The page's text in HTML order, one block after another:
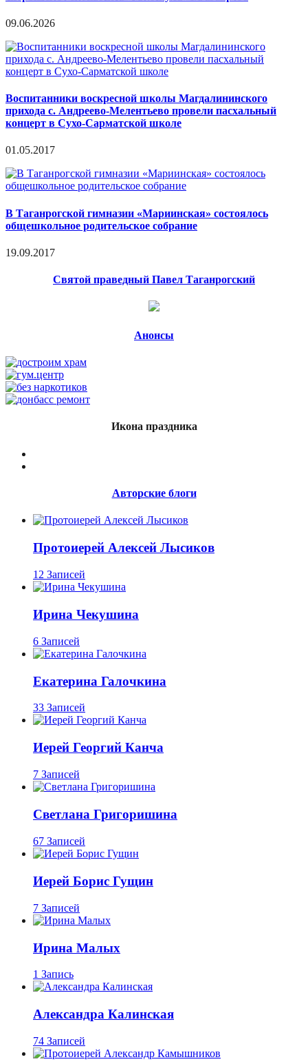
09.06.2026
Воспитанники воскресной школы Магдалининского
прихода с. Андреево-Мелентьево провели пасхальный
концерт в Сухо-Сарматской школе
01.05.2017
В Таганрогской гимназии «Мариинская» состоялось
общешкольное родительское собрание
19.09.2017
Святой праведный Павел Таганрогский
Анонсы
Икона праздника
Авторские блоги
Протоиерей Алексей Лысиков
12 Записей
Ирина Чекушина
6 Записей
Екатерина Галочкина
33 Записей
Иерей Георгий Канча
7 Записей
Светлана Григоришина
67 Записей
Иерей Борис Гущин
7 Записей
Ирина Малых
1 Запись
Александра Калинская
74 Записей